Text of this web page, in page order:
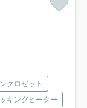
クロゼット
ッキングヒーター